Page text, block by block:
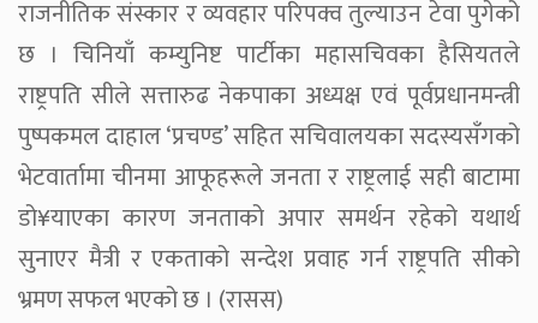
राजनीतिक संस्कार र व्यवहार परिपक्व तुल्याउन टेवा पुगेको
छ । चिनियाँ कम्युनिष्ट पार्टीका महासचिवका हैसियतले
राष्ट्रपति सीले सत्तारुढ नेकपाका अध्यक्ष एवं पूर्वप्रधानमन्त्री
पुष्पकमल दाहाल ‘प्रचण्ड’ सहित सचिवालयका सदस्यसँगको
भेटवार्तामा चीनमा आफूहरूले जनता र राष्ट्रलाई सही बाटामा
डो¥याएका कारण जनताको अपार समर्थन रहेको यथार्थ
सुनाएर मैत्री र एकताको सन्देश प्रवाह गर्न राष्ट्रपति सीको
भ्रमण सफल भएको छ । (रासस)